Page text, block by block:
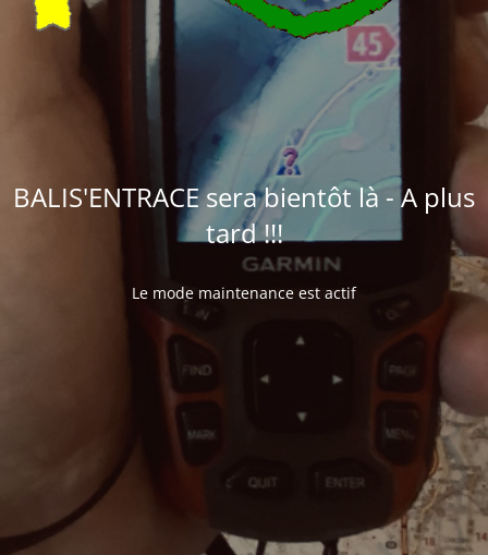
BALIS'ENTRACE sera bientôt là - A plus
tard !!!
Le mode maintenance est actif